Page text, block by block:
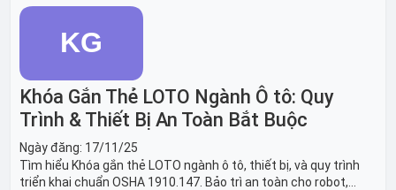
Khóa Gắn Thẻ LOTO Ngành Ô tô: Quy
Trình & Thiết Bị An Toàn Bắt Buộc
Ngày đăng: 17/11/25
Tìm hiểu Khóa gắn thẻ LOTO ngành ô tô, thiết bị, và quy trình
triển khai chuẩn OSHA 1910.147. Bảo trì an toàn cho robot,